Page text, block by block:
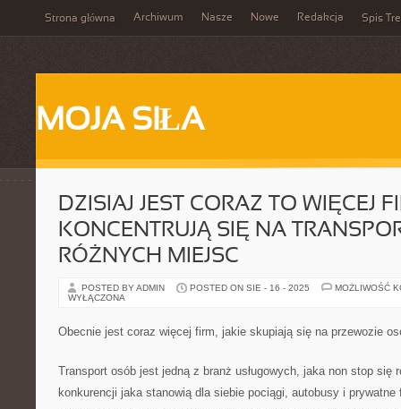
Strona główna Archiwum Nasze Nowe Redakcja Spis
MOJA SIŁA
DZISIAJ JEST CORAZ TO WIĘCEJ
KONCENTRUJĄ SIĘ NA
RÓŻNYCH MIEJSC
POSTED BY ADMIN POSTED ON SIE - 16 - 2025
MOŻLIWOŚĆ
WYŁĄCZONA
Obecnie jest coraz więcej firm, jakie skupiają się na przewozie
Transport osób jest jedną z branż usługowych, jaka non stop się
konkurencji jaka stanowią dla siebie pociągi, autobusy i